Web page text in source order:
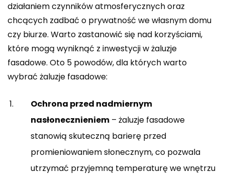
działaniem czynników atmosferycznych oraz
chcących zadbać o prywatność we własnym domu
czy biurze. Warto zastanowić się nad korzyściami,
które mogą wyniknąć z inwestycji w żaluzje
fasadowe. Oto 5 powodów, dla których warto
wybrać żaluzje fasadowe:
Ochrona przed nadmiernym
nasłonecznieniem – żaluzje fasadowe
stanowią skuteczną barierę przed
promieniowaniem słonecznym, co pozwala
utrzymać przyjemną temperaturę we wnętrzu